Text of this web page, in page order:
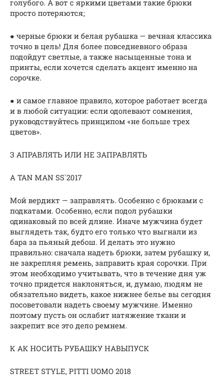
голубого. А вот с яркими цветами такие брюки
просто потеряются;
● черные брюки и белая рубашка — вечная классика
точно в цель! Для более повседневного образа
подойдут светлые, а также насыщенные тона и
принты, если хочется сделать акцент именно на
сорочке.
● и самое главное правило, которое работает всегда
и в любой ситуации: если одолевают сомнения,
руководствуйтесь принципом «не больше трех
цветов».
З АПРАВЛЯТЬ ИЛИ НЕ ЗАПРАВЛЯТЬ
A TAN MAN SS`2017
Мой вердикт — заправлять. Особенно с брюками с
подкатами. Особенно, если подол рубашки
одинаковый по всей длине. Иначе мужчина будет
выглядеть так, будто его только что выгнали из
бара за пьяный дебош. И делать это нужно
правильно: сначала надеть брюки, затем рубашку и,
не закрепляя ремень, заправить края сорочки. При
этом необходимо учитывать, что в течение дня уж
точно придется наклоняться, и, думаю, людям не
обязательно видеть, какое нижнее белье вы сегодня
посоветовали надеть своему мужчине. Именно
поэтому пусть он ослабит натяжение ткани и
закрепит все это дело ремнем.
К АК НОСИТЬ РУБАШКУ НАВЫПУСК
STREET STYLE, PITTI UOMO 2018